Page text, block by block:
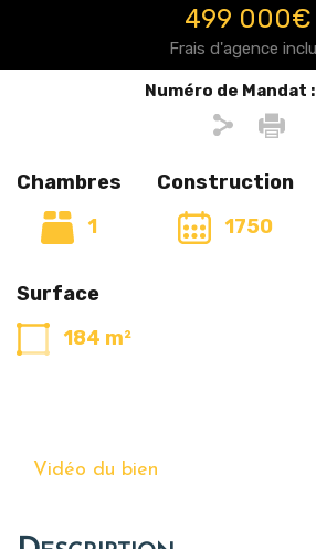
499 000€
Frais d'agence
Numéro de Mandat :
Chambres
1
Construction
1750
Surface
184 m²
Vidéo du bien